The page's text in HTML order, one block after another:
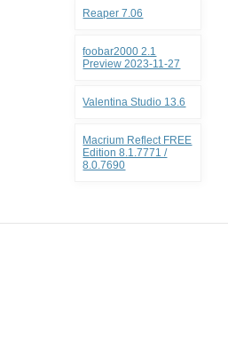
Reaper 7.06
foobar2000 2.1
Preview 2023-11-27
Valentina Studio 13.6
Macrium Reflect FREE
Edition 8.1.7771 /
8.0.7690